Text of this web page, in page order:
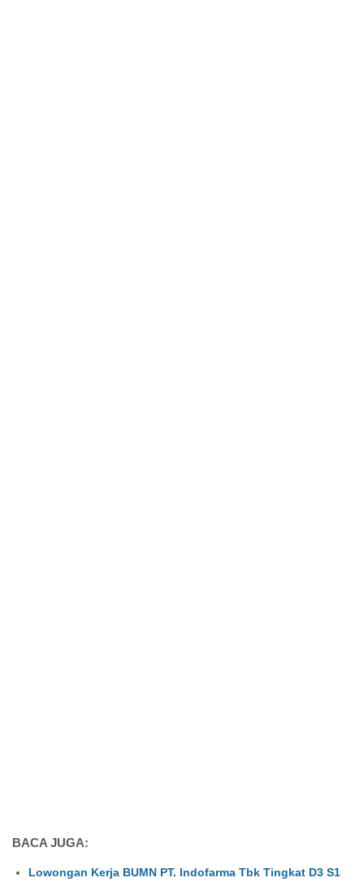
BACA JUGA:
Lowongan Kerja BUMN PT. Indofarma Tbk Tingkat D3 S1